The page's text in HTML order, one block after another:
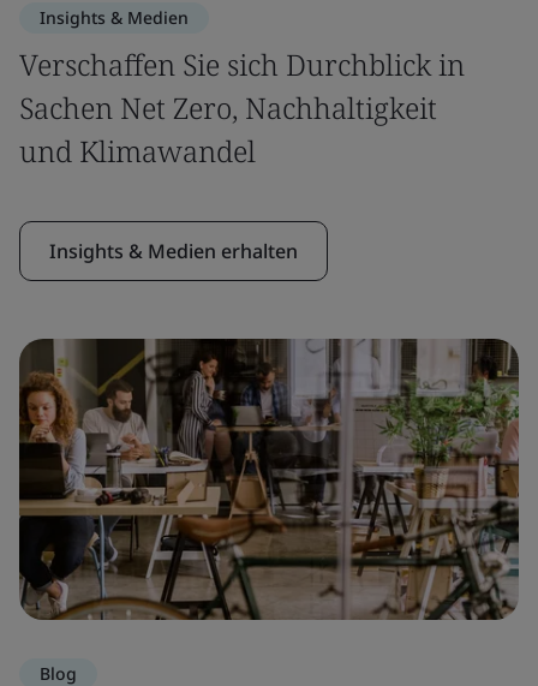
Insights & Medien
Verschaffen Sie sich Durchblick in
Sachen Net Zero, Nachhaltigkeit
und Klimawandel
Insights & Medien erhalten
Blog